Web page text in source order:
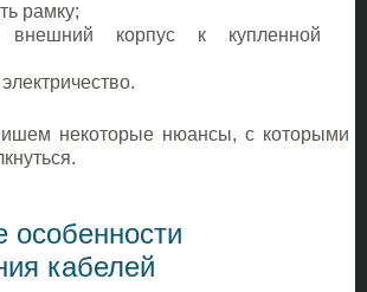
рамку;
внешний корпус к купленной
некоторые нюансы, с которыми
особенности
кабелей